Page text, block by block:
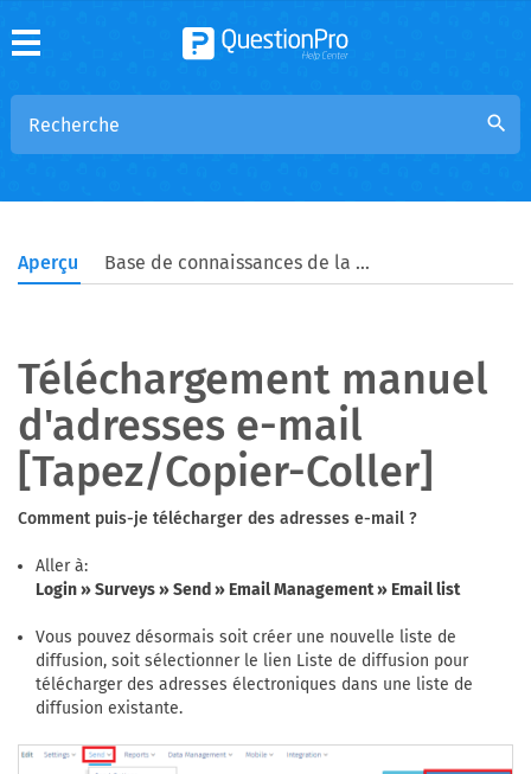
search
Aperçu Base de connaissances de la communauté
Téléchargement manuel
d'adresses e-mail
[Tapez/Copier-Coller]
Comment puis-je télécharger des adresses e-mail ?
Aller à:
Login » Surveys » Send » Email Management » Email list
Vous pouvez désormais soit créer une nouvelle liste de
diffusion, soit sélectionner le lien Liste de diffusion pour
télécharger des adresses électroniques dans une liste de
diffusion existante.